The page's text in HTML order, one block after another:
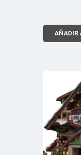
AÑADIR